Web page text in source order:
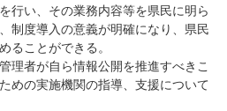
行い、その業務内容等を県民に明ら
制度導入の意義が明確になり、県民
ることができる。
理者が自ら情報公開を推進すべきこ
めの実施機関の指導、支援について